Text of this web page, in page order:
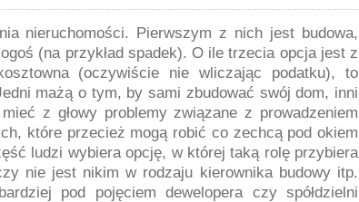
nieruchomości. Pierwszym z nich jest budowa,
(na przykład spadek). O ile trzecia opcja jest z
(oczywiście nie wliczając podatku), to
mażą o tym, by sami zbudować swój dom, inni
z głowy problemy związane z prowadzeniem
które przecież mogą robić co zechcą pod okiem
ludzi wybiera opcję, w której taką rolę przybiera
nie jest nikim w rodzaju kierownika budowy itp.
pod pojęciem dewelopera czy spółdzielni